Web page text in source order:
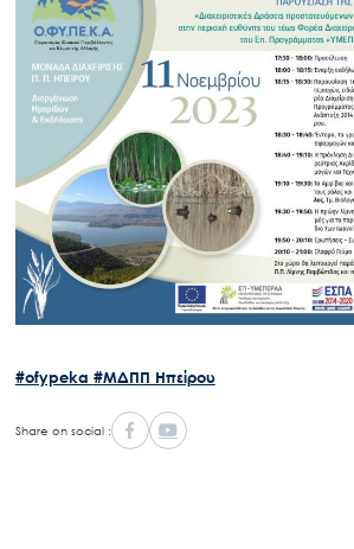
Search
Ο.ΦΥ.ΠΕ.Κ.Α.
Νέα – Δημοσιότητα
Άξονες δράσης
Μ.Δ.Π.Π.
Έργα
Εισιτήρια
Επικοινωνία
#ofypeka #ΜΔΠΠ Ηπείρου
Share on social :